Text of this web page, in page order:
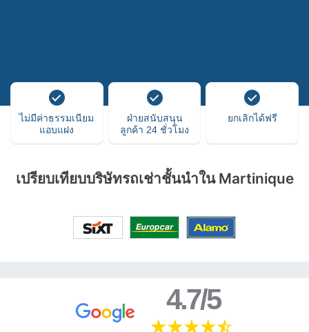
ไม่มีค่าธรรมเนียม
แอบแฝง
ฝ่ายสนับสนุน
ลูกค้า 24 ชั่วโมง
ยกเลิกได้ฟรี
เปรียบเทียบบริษัทรถเช่าชั้นนำใน Martinique
4.7/5